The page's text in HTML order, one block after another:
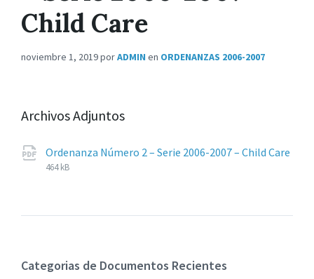
Child Care
noviembre 1, 2019porADMIN en ORDENANZAS 2006-2007
Archivos Adjuntos
Ordenanza Número 2 – Serie 2006-2007 – Child Care
Extensiones
pdf
Tamaño
464 kB
Categorias de Documentos Recientes